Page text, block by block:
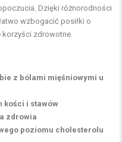
Dzięki różnorodności
wzbogacić posiłki o
korzyści zdrowotne.
z bólami mięśniowymi u
kości i stawów
zdrowia
poziomu cholesterolu